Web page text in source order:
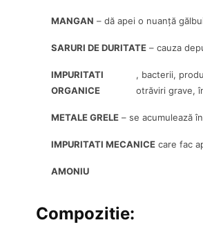
MANGAN – dă apei o nuanță
SARURI DE DURITATE – cauza
IMPURITATI
ORGANICE
, bacterii,
otrăviri grave,
METALE GRELE – se acumulează
IMPURITATI MECANICE care fac
AMONIU
Compozitie: